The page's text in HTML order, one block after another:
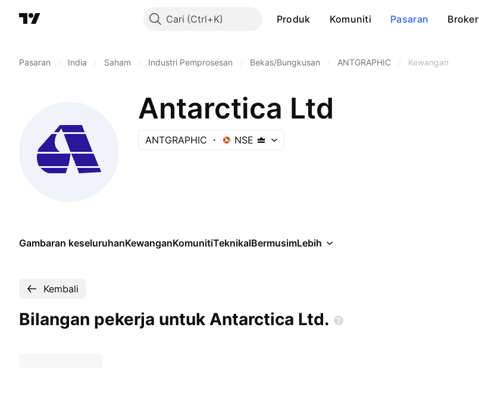
Cari Produk Komuniti Pasaran Broker
Pasaran India Saham Industri Pemprosesan Bekas/Bungkusan ANTGRAPHIC Kewangan
Antarctica Ltd
ANTGRAPHIC NSE
Gambaran keseluruhanKewanganKomunitiTeknikalBermusimLebih
Kembali
Bilangan pekerja untuk Antarctica Ltd.